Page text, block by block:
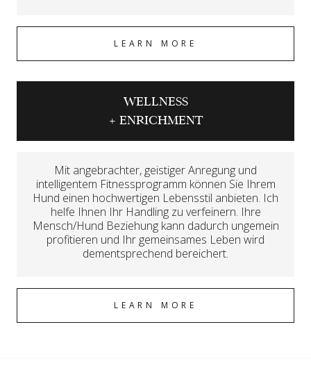
LEARN MORE
WELLNESS
+ ENRICHMENT
Mit angebrachter, geistiger Anregung und
intelligentem Fitnessprogramm können Sie Ihrem
Hund einen hochwertigen Lebensstil anbieten. Ich
helfe Ihnen Ihr Handling zu verfeinern. Ihre
Mensch/Hund Beziehung kann dadurch ungemein
profitieren und Ihr gemeinsames Leben wird
dementsprechend bereichert.
LEARN MORE